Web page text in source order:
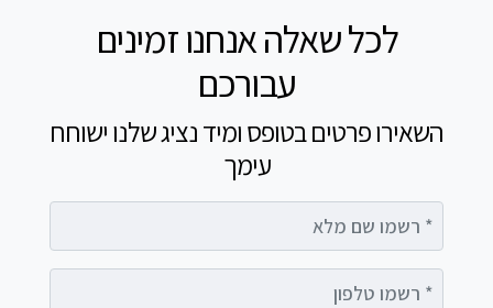
לכל שאלה אנחנו זמינים
עבורכם
השאירו פרטים בטופס ומיד נציג שלנו ישוחח
עימך